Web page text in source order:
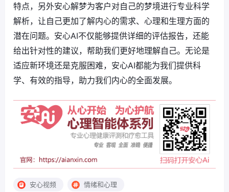
特点，另外安心解梦为客户对自己的梦境进行专业科学
解析，让自己更加了解内心的需求、心理和生理方面的
潜在问题。安心AI不仅能够提供详细的评估报告，还能
给出针对性的建议，帮助我们更好地理解自己。无论是
适应新环境还是克服困难，安心AI都能为我们提供科
学、有效的指导，助力我们内心的全面发展。
安心视频 情绪和心理